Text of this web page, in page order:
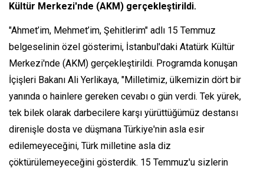
Kültür Merkezi'nde (AKM) gerçekleştirildi.
"Ahmet’im, Mehmet’im, Şehitlerim" adlı 15 Temmuz
belgeselinin özel gösterimi, İstanbul'daki Atatürk Kültür
Merkezi'nde (AKM) gerçekleştirildi. Programda konuşan
İçişleri Bakanı Ali Yerlikaya, "Milletimiz, ülkemizin dört bir
yanında o hainlere gereken cevabı o gün verdi. Tek yürek,
tek bilek olarak darbecilere karşı yürüttüğümüz destansı
direnişle dosta ve düşmana Türkiye'nin asla esir
edilemeyeceğini, Türk milletine asla diz
çöktürülemeyeceğini gösterdik. 15 Temmuz'u sizlerin